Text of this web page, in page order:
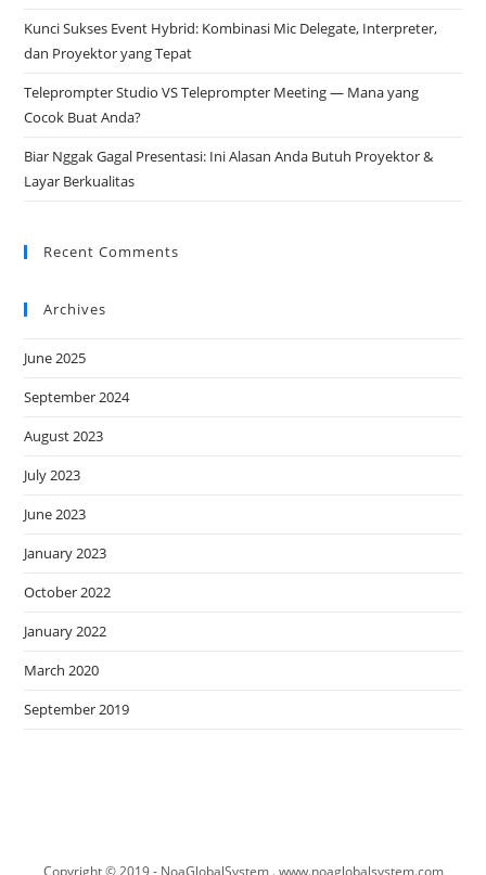
Kunci Sukses Event Hybrid: Kombinasi Mic Delegate, Interpreter,
dan Proyektor yang Tepat
Teleprompter Studio VS Teleprompter Meeting — Mana yang
Cocok Buat Anda?
Biar Nggak Gagal Presentasi: Ini Alasan Anda Butuh Proyektor &
Layar Berkualitas
Recent Comments
Archives
June 2025
September 2024
August 2023
July 2023
June 2023
January 2023
October 2022
January 2022
March 2020
September 2019
Copyright © 2019 - NoaGlobalSystem . www.noaglobalsystem.com